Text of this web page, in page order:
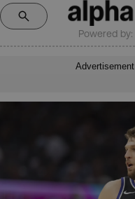
Powered by:
Advertisement